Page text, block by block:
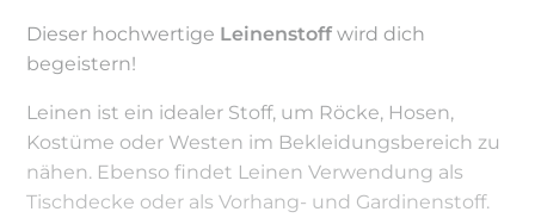
Dieser hochwertige Leinenstoff wird dich
begeistern!
Leinen ist ein idealer Stoff, um Röcke, Hosen,
Kostüme oder Westen im Bekleidungsbereich zu
nähen. Ebenso findet Leinen Verwendung als
Tischdecke oder als Vorhang- und Gardinenstoff.